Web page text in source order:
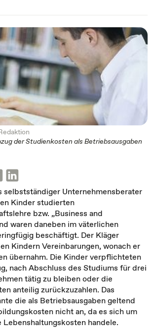
der Studienkosten als Betriebsausgaben
selbstständiger Unternehmensberater
Kinder studierten
bzw. „Business and
waren daneben im väterlichen
beschäftigt. Der Kläger
Kindern Vereinbarungen, wonach er
übernahm. Die Kinder verpflichteten
nach Abschluss des Studiums für drei
tätig zu bleiben oder die
anteilig zurückzuzahlen. Das
die als Betriebsausgaben geltend
nicht an, da es sich um
Lebenshaltungskosten handele.